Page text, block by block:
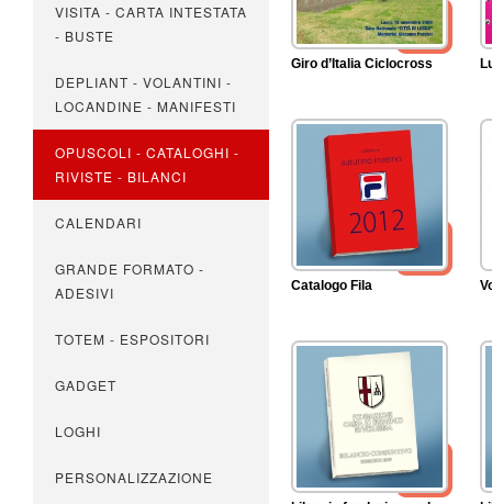
VISITA - CARTA INTESTATA
- BUSTE
DEPLIANT - VOLANTINI -
LOCANDINE - MANIFESTI
OPUSCOLI - CATALOGHI -
RIVISTE - BILANCI
CALENDARI
GRANDE FORMATO -
ADESIVI
TOTEM - ESPOSITORI
GADGET
LOGHI
PERSONALIZZAZIONE
Giro d’Italia Ciclocross
Catalogo Fila